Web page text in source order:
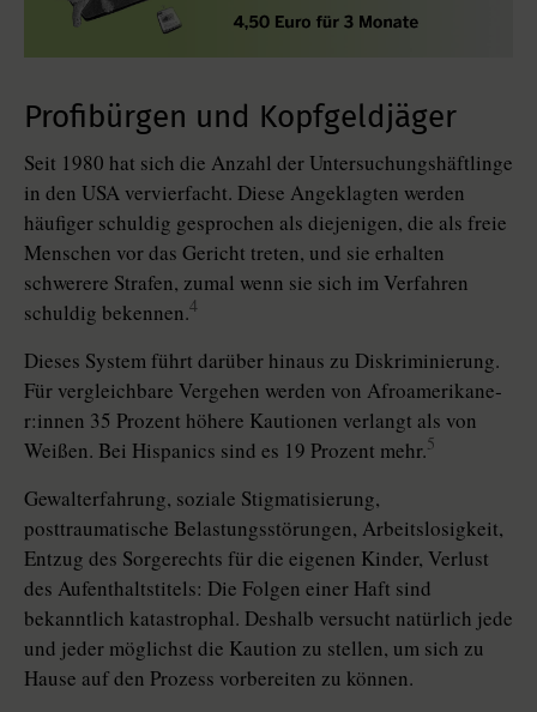
Profibürgen und Kopfgeldjäger
Seit 1980 hat sich die Anzahl der Untersuchungshäftlinge
in den USA vervierfacht. Diese Angeklagten werden
häufiger schuldig gesprochen als diejenigen, die als freie
Menschen vor das Gericht treten, und sie erhalten
schwerere Strafen, zumal wenn sie sich im Verfahren
schuldig bekennen.4
Dieses System führt darüber hinaus zu Diskriminierung.
Für vergleichbare Vergehen werden von Afro­ame­ri­ka­ne­
r:in­nen 35 Prozent höhere Kautionen verlangt als von
Weißen. Bei Hispanics sind es 19 Prozent mehr.5
Gewalterfahrung, soziale Stigmatisierung,
posttraumatische Belastungsstörungen, Arbeitslosigkeit,
Entzug des Sorgerechts für die eigenen Kinder, Verlust
des Aufenthaltstitels: Die Folgen einer Haft sind
bekanntlich katastrophal. Deshalb versucht natürlich jede
und jeder möglichst die Kaution zu stellen, um sich zu
Hause auf den Prozess vorbereiten zu können.